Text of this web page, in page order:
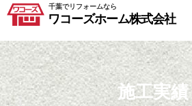
千葉でリフォームなら
ワコーズホーム株式会社
施工実績